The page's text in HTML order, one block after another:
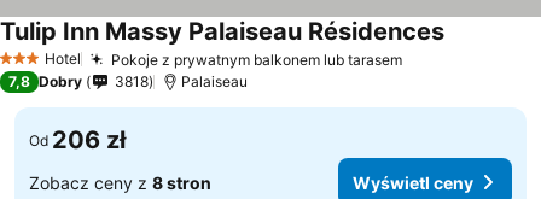
3 Kategoria
Hotel Pokoje z prywatnym balkonem lub tarasem
Tulip Inn Massy Palaiseau Résidences
7,8 Dobry 3818 Palaiseau
Od 206 zł
Zobacz ceny z 8 stron Wyświetl ceny